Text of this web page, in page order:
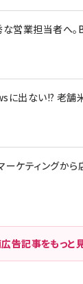
営業担当者へ。
出ない!? 老舗
ーケティングか
告記事をもっと